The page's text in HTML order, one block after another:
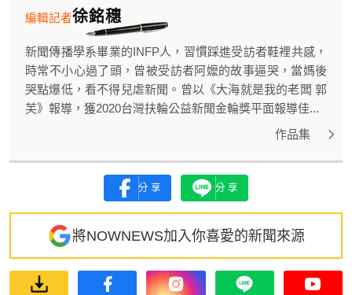
徐銘穗
編輯記者
新聞傳播學系畢業的INFP人，習慣踩進受訪者鞋裡共感，
時常不小心過了頭，曾被受訪者阿嬤的故事逼哭，當媽後
哭點爆低，看不得兒虐新聞。曾以《大海就是我的老闆 郭
芙》報導，獲2020台灣扶輪公益新聞金輪獎平面報導佳...
作品集
分享 分享
將NOWNEWS加入你喜愛的新聞來源